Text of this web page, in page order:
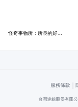
服務條款 |
台灣連線股份有限